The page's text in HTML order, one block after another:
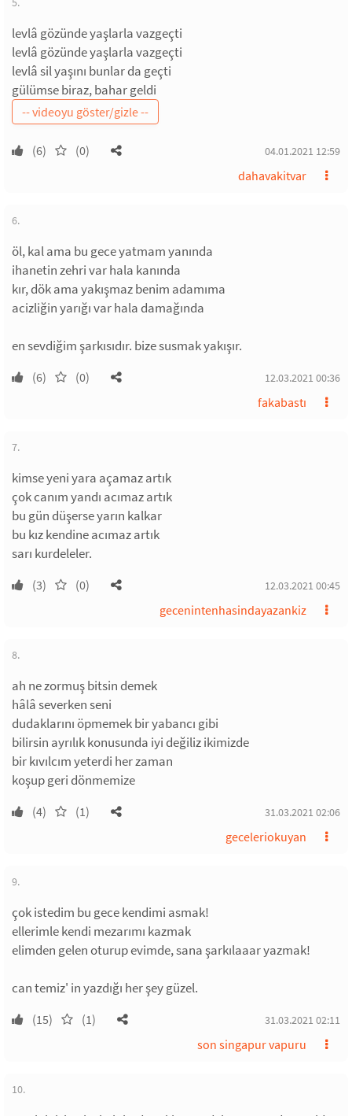
levlâ gözünde yaşlarla vazgeçti
levlâ gözünde yaşlarla vazgeçti
levlâ sil yaşını bunlar da geçti
gülümse biraz, bahar geldi
(6) (0) 04.01.2021 12:59
dahavakitvar
6.
öl, kal ama bu gece yatmam yanında
ihanetin zehri var hala kanında
kır, dök ama yakışmaz benim adamıma
acizliğin yarığı var hala damağında
en sevdiğim şarkısıdır. bize susmak yakışır.
(6) (0) 12.03.2021 00:36
fakabastı
7.
kimse yeni yara açamaz artık
çok canım yandı acımaz artık
bu gün düşerse yarın kalkar
bu kız kendine acımaz artık
sarı kurdeleler.
(3) (0) 12.03.2021 00:45
gecenintenhasindayazankiz
8.
ah ne zormuş bitsin demek
hâlâ severken seni
dudaklarını öpmemek bir yabancı gibi
bilirsin ayrılık konusunda iyi değiliz ikimizde
bir kıvılcım yeterdi her zaman
koşup geri dönmemize
(4) (1) 31.03.2021 02:06
geceleriokuyan
9.
çok istedim bu gece kendimi asmak!
ellerimle kendi mezarımı kazmak
elimden gelen oturup evimde, sana şarkılaaar yazmak!
can temiz' in yazdığı her şey güzel.
(15) (1) 31.03.2021 02:11
son singapur vapuru
10.